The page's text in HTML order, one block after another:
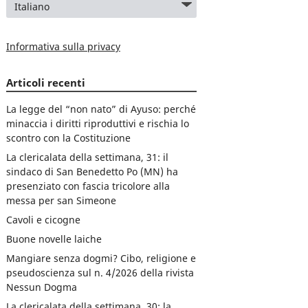
Informativa sulla privacy
Articoli recenti
La legge del “non nato” di Ayuso: perché
minaccia i diritti riproduttivi e rischia lo
scontro con la Costituzione
La clericalata della settimana, 31: il
sindaco di San Benedetto Po (MN) ha
presenziato con fascia tricolore alla
messa per san Simeone
Cavoli e cicogne
Buone novelle laiche
Mangiare senza dogmi? Cibo, religione e
pseudoscienza sul n. 4/2026 della rivista
Nessun Dogma